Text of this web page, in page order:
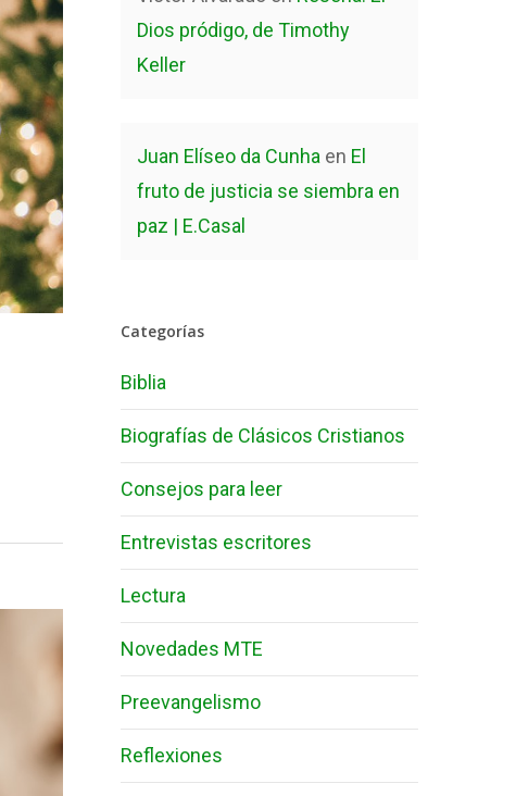
Dios pródigo, de Timothy
Keller
Juan Elíseo da Cunha en El
fruto de justicia se siembra en
paz | E.Casal
Categorías
Biblia
Biografías de Clásicos Cristianos
Consejos para leer
Entrevistas escritores
Lectura
Novedades MTE
Preevangelismo
Reflexiones